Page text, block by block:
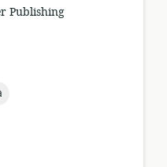
Publishing